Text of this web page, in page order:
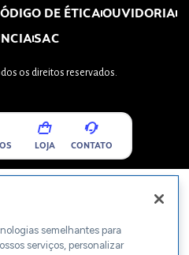
DE ÉTICAOUVIDORIA
SAC
os direitos reservados.
LOJA CONTATO
semelhantes para
serviços, personalizar